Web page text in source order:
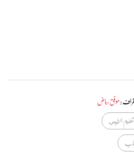
:موفق رياض
الطبي